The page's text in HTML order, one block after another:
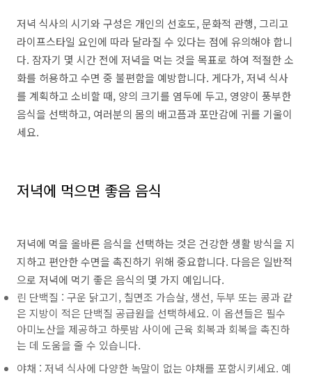
저녁 식사의 시기와 구성은 개인의 선호도, 문화적 관행, 그리고
라이프스타일 요인에 따라 달라질 수 있다는 점에 유의해야 합니
다. 잠자기 몇 시간 전에 저녁을 먹는 것을 목표로 하여 적절한 소
화를 허용하고 수면 중 불편함을 예방합니다. 게다가, 저녁 식사
를 계획하고 소비할 때, 양의 크기를 염두에 두고, 영양이 풍부한
음식을 선택하고, 여러분의 몸의 배고픔과 포만감에 귀를 기울이
세요.
저녁에 먹으면 좋음 음식
저녁에 먹을 올바른 음식을 선택하는 것은 건강한 생활 방식을 지
지하고 편안한 수면을 촉진하기 위해 중요합니다. 다음은 일반적
으로 저녁에 먹기 좋은 음식의 몇 가지 예입니다.
린 단백질 : 구운 닭고기, 칠면조 가슴살, 생선, 두부 또는 콩과 같
은 지방이 적은 단백질 공급원을 선택하세요. 이 옵션들은 필수
아미노산을 제공하고 하룻밤 사이에 근육 회복과 회복을 촉진하
는 데 도움을 줄 수 있습니다.
야채 : 저녁 식사에 다양한 녹말이 없는 야채를 포함시키세요. 예